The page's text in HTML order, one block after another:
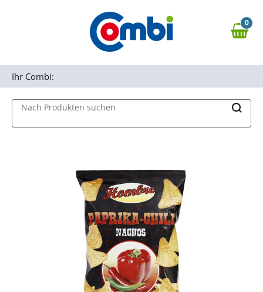
Zur Navigation springen
0,00 €
0
Nach Produkten suchen
Ihr Combi: